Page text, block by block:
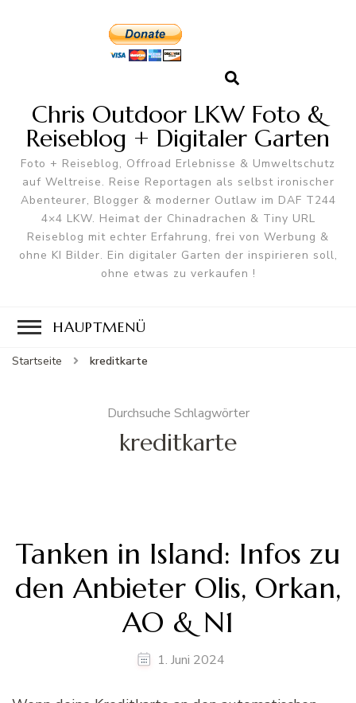
Chris Outdoor LKW Foto &
Reiseblog + Digitaler Garten
Foto + Reiseblog, Offroad Erlebnisse & Umweltschutz
auf Weltreise. Reise Reportagen als selbst ironischer
Abenteurer, Blogger & moderner Outlaw im DAF T244
4×4 LKW. Heimat der Chinadrachen & Tiny URL
Reiseblog mit echter Erfahrung, frei von Werbung &
ohne KI Bilder. Ein digitaler Garten der inspirieren soll,
ohne etwas zu verkaufen !
HAUPTMENÜ
Startseite kreditkarte
Durchsuche Schlagwörter
kreditkarte
Tanken in Island: Infos zu
den Anbieter Olis, Orkan,
AO & N1
1. Juni 2024